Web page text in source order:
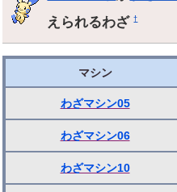
えられるわざ†
マシン
わざマシン05
わざマシン06
わざマシン10